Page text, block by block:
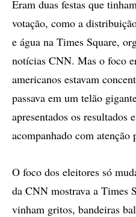
Eram duas festas que
votação, como a
e água na Times Square,
notícias CNN. Mas o foco
americanos estavam
passava em um telão
apresentados os resultados
acompanhado com atenção
O foco dos eleitores só
da CNN mostrava a Times
vinham gritos, bandeiras